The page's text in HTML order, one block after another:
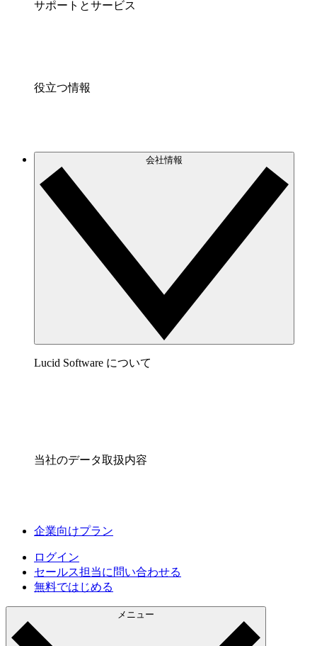
サポートとサービス
役立つ情報
会社情報
Lucid Software について
当社のデータ取扱内容
企業向けプラン
ログイン
セールス担当に問い合わせる
無料ではじめる
メニュー